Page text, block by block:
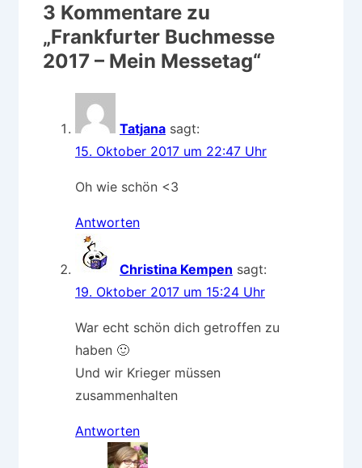
3 Kommentare zu
„Frankfurter Buchmesse
2017 – Mein Messetag“
Tatjana sagt:
15. Oktober 2017 um 22:47 Uhr
Oh wie schön <3
Antworten
Christina Kempen sagt:
19. Oktober 2017 um 15:24 Uhr
War echt schön dich getroffen zu
haben 🙂
Und wir Krieger müssen
zusammenhalten
Antworten